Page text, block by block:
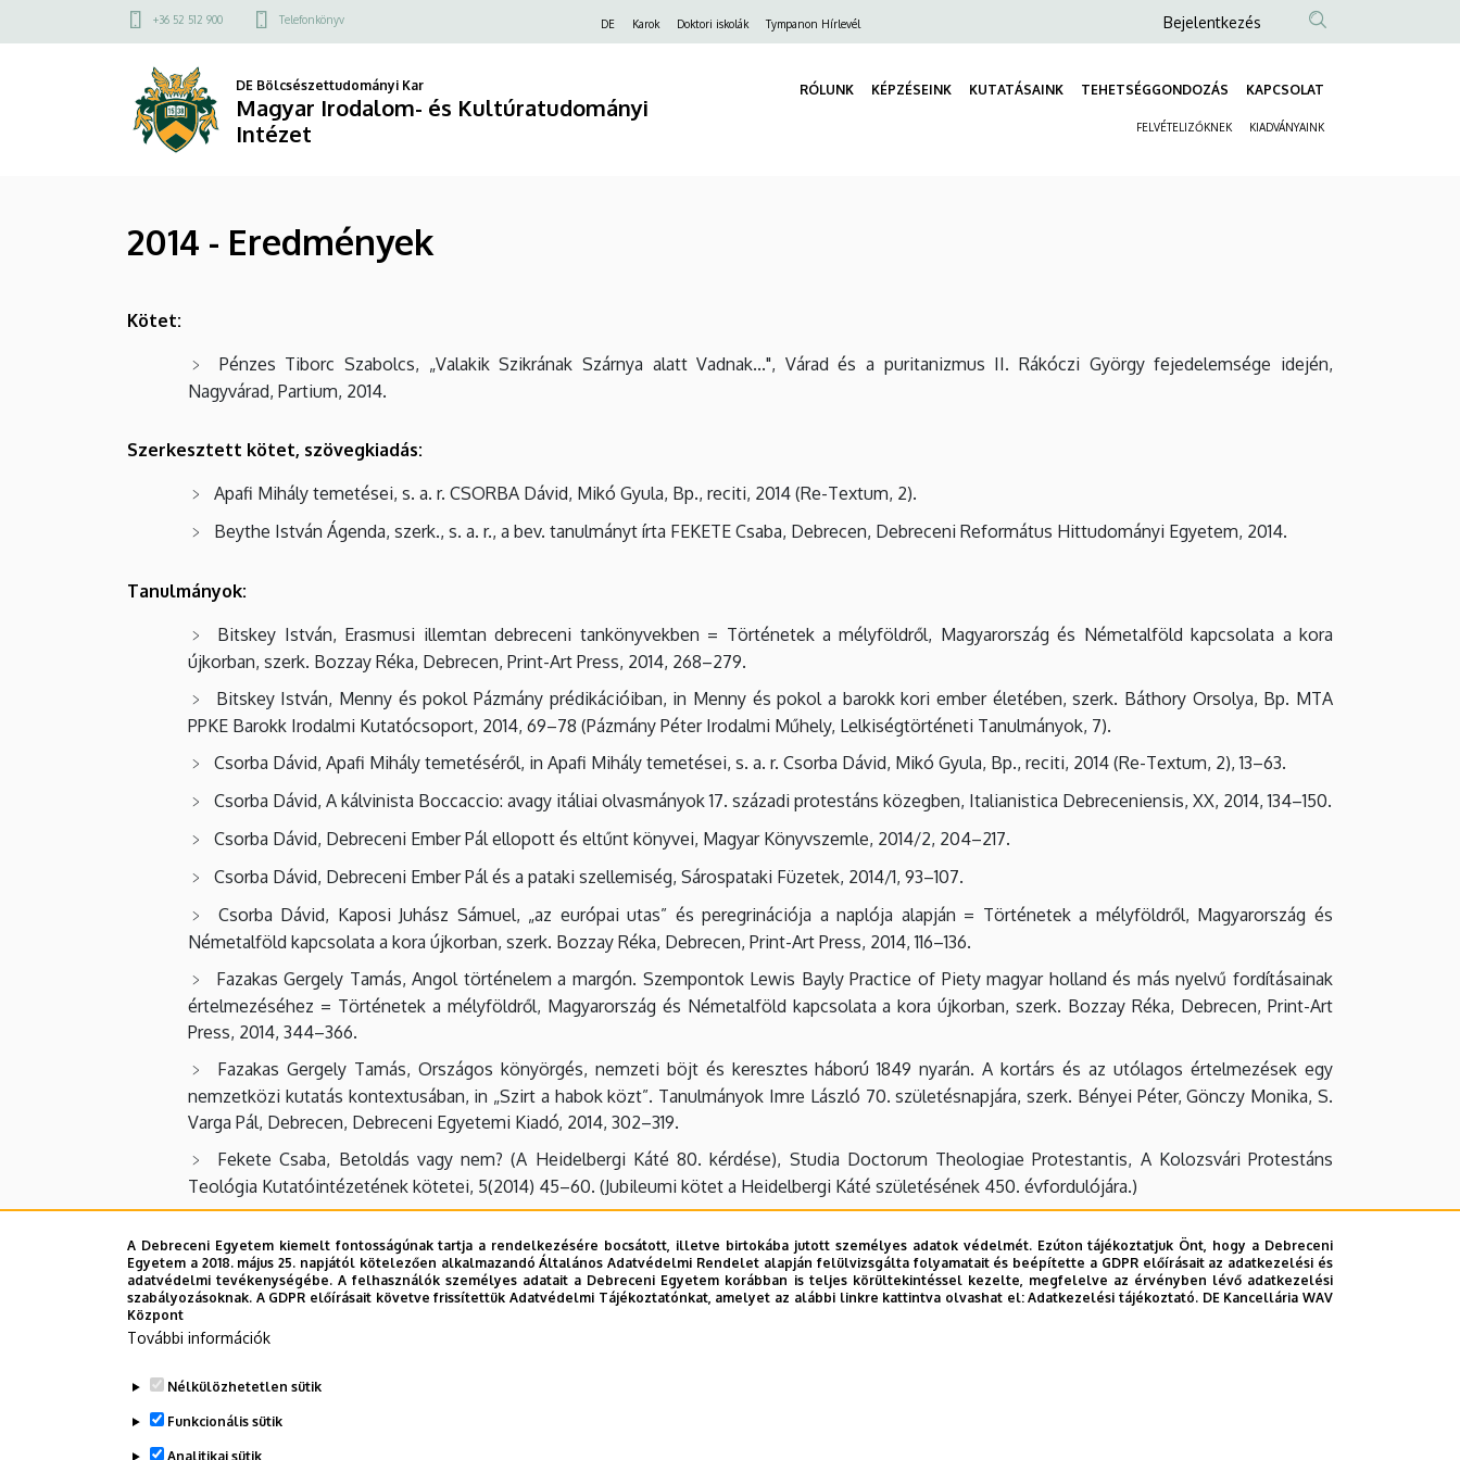
Eredmények
Irodalom-
Kultúratudományi
a
Felső
menü
+36 52 512 900 Telefonkönyv DE Karok Doktori iskolák Tympanon Hírlevél
Anonim
fiók
menüje
Bejelentkezés
DE Bölcsészettudományi Kar
Magyar Irodalom- és Kultúratudományi
Intézet
RÓLUNK KÉPZÉSEINK KUTATÁSAINK TEHETSÉGGONDOZÁS KAPCSOLAT
FELVÉTELIZŐKNEK KIADVÁNYAINK
2014 - Eredmények
Kötet:
Pénzes Tiborc Szabolcs, „Valakik Szikrának Szárnya alatt Vadnak...", Várad és a puritanizmus II. Rákóczi György fejedelemsége idején,
Nagyvárad, Partium, 2014.
Szerkesztett kötet, szövegkiadás:
Apafi Mihály temetései, s. a. r. CSORBA Dávid, Mikó Gyula, Bp., reciti, 2014 (Re-Textum, 2).
Beythe István Ágenda, szerk., s. a. r., a bev. tanulmányt írta FEKETE Csaba, Debrecen, Debreceni Református Hittudományi Egyetem, 2014.
Tanulmányok:
Bitskey István, Erasmusi illemtan debreceni tankönyvekben = Történetek a mélyföldről, Magyarország és Németalföld kapcsolata a kora
újkorban, szerk. Bozzay Réka, Debrecen, Print-Art Press, 2014, 268–279.
Bitskey István, Menny és pokol Pázmány prédikációiban, in Menny és pokol a barokk kori ember életében, szerk. Báthory Orsolya, Bp. MTA
PPKE Barokk Irodalmi Kutatócsoport, 2014, 69–78 (Pázmány Péter Irodalmi Műhely, Lelkiségtörténeti Tanulmányok, 7).
Csorba Dávid, Apafi Mihály temetéséről, in Apafi Mihály temetései, s. a. r. Csorba Dávid, Mikó Gyula, Bp., reciti, 2014 (Re-Textum, 2), 13–63.
Csorba Dávid, A kálvinista Boccaccio: avagy itáliai olvasmányok 17. századi protestáns közegben, Italianistica Debreceniensis, XX, 2014, 134–150.
Csorba Dávid, Debreceni Ember Pál ellopott és eltűnt könyvei, Magyar Könyvszemle, 2014/2, 204–217.
Csorba Dávid, Debreceni Ember Pál és a pataki szellemiség, Sárospataki Füzetek, 2014/1, 93–107.
Csorba Dávid, Kaposi Juhász Sámuel, „az európai utas” és peregrinációja a naplója alapján = Történetek a mélyföldről, Magyarország és
Németalföld kapcsolata a kora újkorban, szerk. Bozzay Réka, Debrecen, Print-Art Press, 2014, 116–136.
Fazakas Gergely Tamás, Angol történelem a margón. Szempontok Lewis Bayly Practice of Piety magyar holland és más nyelvű fordításainak
értelmezéséhez = Történetek a mélyföldről, Magyarország és Németalföld kapcsolata a kora újkorban, szerk. Bozzay Réka, Debrecen, Print-Art
Press, 2014, 344–366.
Fazakas Gergely Tamás, Országos könyörgés, nemzeti böjt és keresztes háború 1849 nyarán. A kortárs és az utólagos értelmezések egy
nemzetközi kutatás kontextusában, in „Szirt a habok közt”. Tanulmányok Imre László 70. születésnapjára, szerk. Bényei Péter, Gönczy Monika, S.
Varga Pál, Debrecen, Debreceni Egyetemi Kiadó, 2014, 302–319.
Fekete Csaba, Betoldás vagy nem? (A Heidelbergi Káté 80. kérdése), Studia Doctorum Theologiae Protestantis, A Kolozsvári Protestáns
Teológia Kutatóintézetének kötetei, 5(2014) 45–60. (Jubileumi kötet a Heidelbergi Káté születésének 450. évfordulójára.)
Református Hittudományi Egyetem, 2014, 7–77.
Fekete Csaba, Egystrófásaink, Confessio, 38(2014)/1, 79–94.
Fekete Csaba, Károlyi Bibliánk új kiadása elé, Sárospataki Füzetek, 17(2014)/1, 123–166.
Száraz Orsolya, Pokoli színház, Az elrettentés eszközei és módszerei a jezsuita penitenciális népmissziókban = Menny és pokol a barokk kori
ember életében, szerk. Báthory Orsolya, Bp., MTA–PPKE Barokk Irodalom és Lelkiség Kutatócsoport, 2014, 339–353.
A Debreceni Egyetem kiemelt fontosságúnak tartja a rendelkezésére bocsátott, illetve birtokába jutott személyes adatok védelmét. Ezúton tájékoztatjuk Önt, hogy a Debreceni
Egyetem a 2018. május 25. napjától kötelezően alkalmazandó Általános Adatvédelmi Rendelet alapján felülvizsgálta folyamatait és beépítette a GDPR előírásait az adatkezelési és
adatvédelmi tevékenységébe. A felhasználók személyes adatait a Debreceni Egyetem korábban is teljes körültekintéssel kezelte, megfelelve az érvényben lévő adatkezelési
szabályozásoknak. A GDPR előírásait követve frissítettük Adatvédelmi Tájékoztatónkat, amelyet az alábbi linkre kattintva olvashat el:Adatkezelési tájékoztató. DE Kancellária WAV
Központ
További információk
Nélkülözhetetlen sütik
Funkcionális sütik
Analitikai sütik